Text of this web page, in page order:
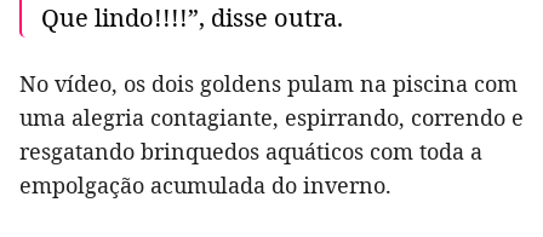
Que lindo!!!!”, disse outra.
No vídeo, os dois goldens pulam na piscina com
uma alegria contagiante, espirrando, correndo e
resgatando brinquedos aquáticos com toda a
empolgação acumulada do inverno.